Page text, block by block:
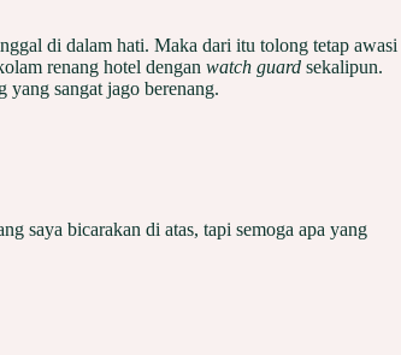
di dalam hati. Maka dari itu tolong tetap awasi
renang hotel dengan watch guard sekalipun.
yang sangat jago berenang.
saya bicarakan di atas, tapi semoga apa yang